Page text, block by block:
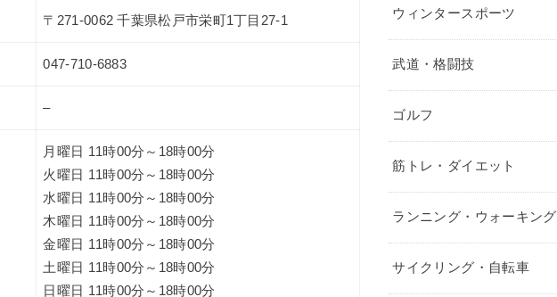
〒271-0062 千葉県松戸市栄町1丁目27-1
047-710-6883
–
月曜日 11時00分～18時00分
火曜日 11時00分～18時00分
水曜日 11時00分～18時00分
木曜日 11時00分～18時00分
金曜日 11時00分～18時00分
土曜日 11時00分～18時00分
日曜日 11時00分～18時00分
ウィンタースポーツ
武道・格闘技
ゴルフ
筋トレ・ダイエット
ランニング・ウォーキング
サイクリング・自転車